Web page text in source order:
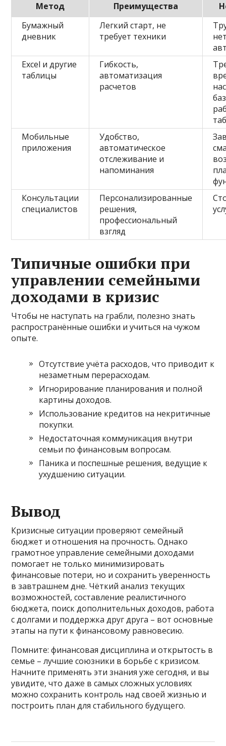
Метод Преимущества
Бумажный
дневник
Легкий старт, не
требует техники
Excel и другие
таблицы
Гибкость,
автоматизация
расчетов
Мобильные
приложения
Удобство,
автоматическое
отслеживание и
напоминания
Консультации
специалистов
Персонализированные
решения,
профессиональный
взгляд
Типичные ошибки при
управлении семейными
доходами в кризис
Чтобы не наступать на грабли, полезно знать
распространённые ошибки и учиться на чужом
опыте.
Отсутствие учёта расходов, что приводит к
незаметным перерасходам.
Игнорирование планирования и полной
картины доходов.
Использование кредитов на некритичные
покупки.
Недостаточная коммуникация внутри
семьи по финансовым вопросам.
Паника и поспешные решения, ведущие к
ухудшению ситуации.
Вывод
Кризисные ситуации проверяют семейный
бюджет и отношения на прочность. Однако
грамотное управление семейными доходами
помогает не только минимизировать
финансовые потери, но и сохранить уверенность
в завтрашнем дне. Чёткий анализ текущих
возможностей, составление реалистичного
бюджета, поиск дополнительных доходов, работа
с долгами и поддержка друг друга – вот основные
этапы на пути к финансовому равновесию.
Помните: финансовая дисциплина и открытость в
семье – лучшие союзники в борьбе с кризисом.
Начните применять эти знания уже сегодня, и вы
увидите, что даже в самых сложных условиях
можно сохранить контроль над своей жизнью и
построить план для стабильного будущего.